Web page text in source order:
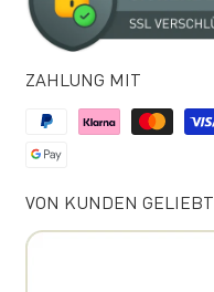
ZAHLUNG MIT
VON KUNDEN GELIEBT